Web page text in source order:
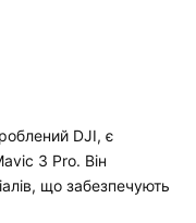
DJI, є
3 Pro. Він
що забезпечують